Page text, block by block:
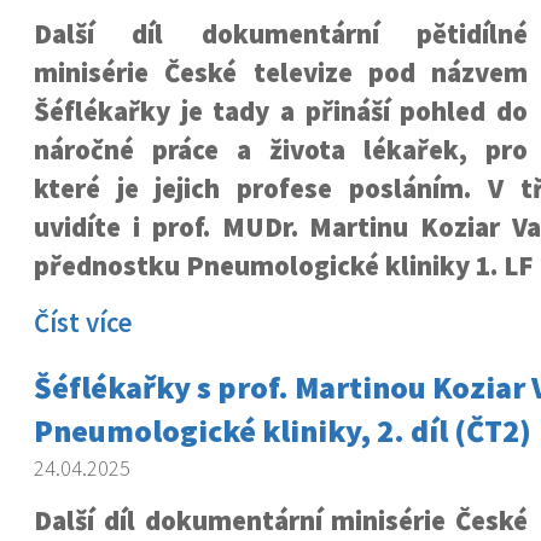
Další díl dokumentární pětidílné
minisérie České televize pod názvem
Šéflékařky je tady a přináší pohled do
náročné práce a života lékařek, pro
které je jejich profese posláním. V
uvidíte i prof. MUDr. Martinu Koziar
přednostku Pneumologické kliniky 1. LF
Číst více
Šéflékařky s prof. Martinou Koziar
Pneumologické kliniky, 2. díl (ČT2)
24.04.2025
Další díl dokumentární minisérie České